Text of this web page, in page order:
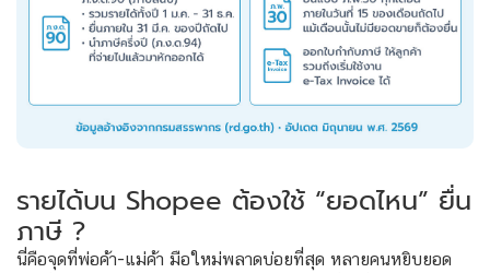
รายได้บน Shopee ต้องใช้ “ยอดไหน” ยื่น
ภาษี ?
นี่คือจุดที่พ่อค้า-แม่ค้า มือใหม่พลาดบ่อยที่สุด หลายคนหยิบยอด